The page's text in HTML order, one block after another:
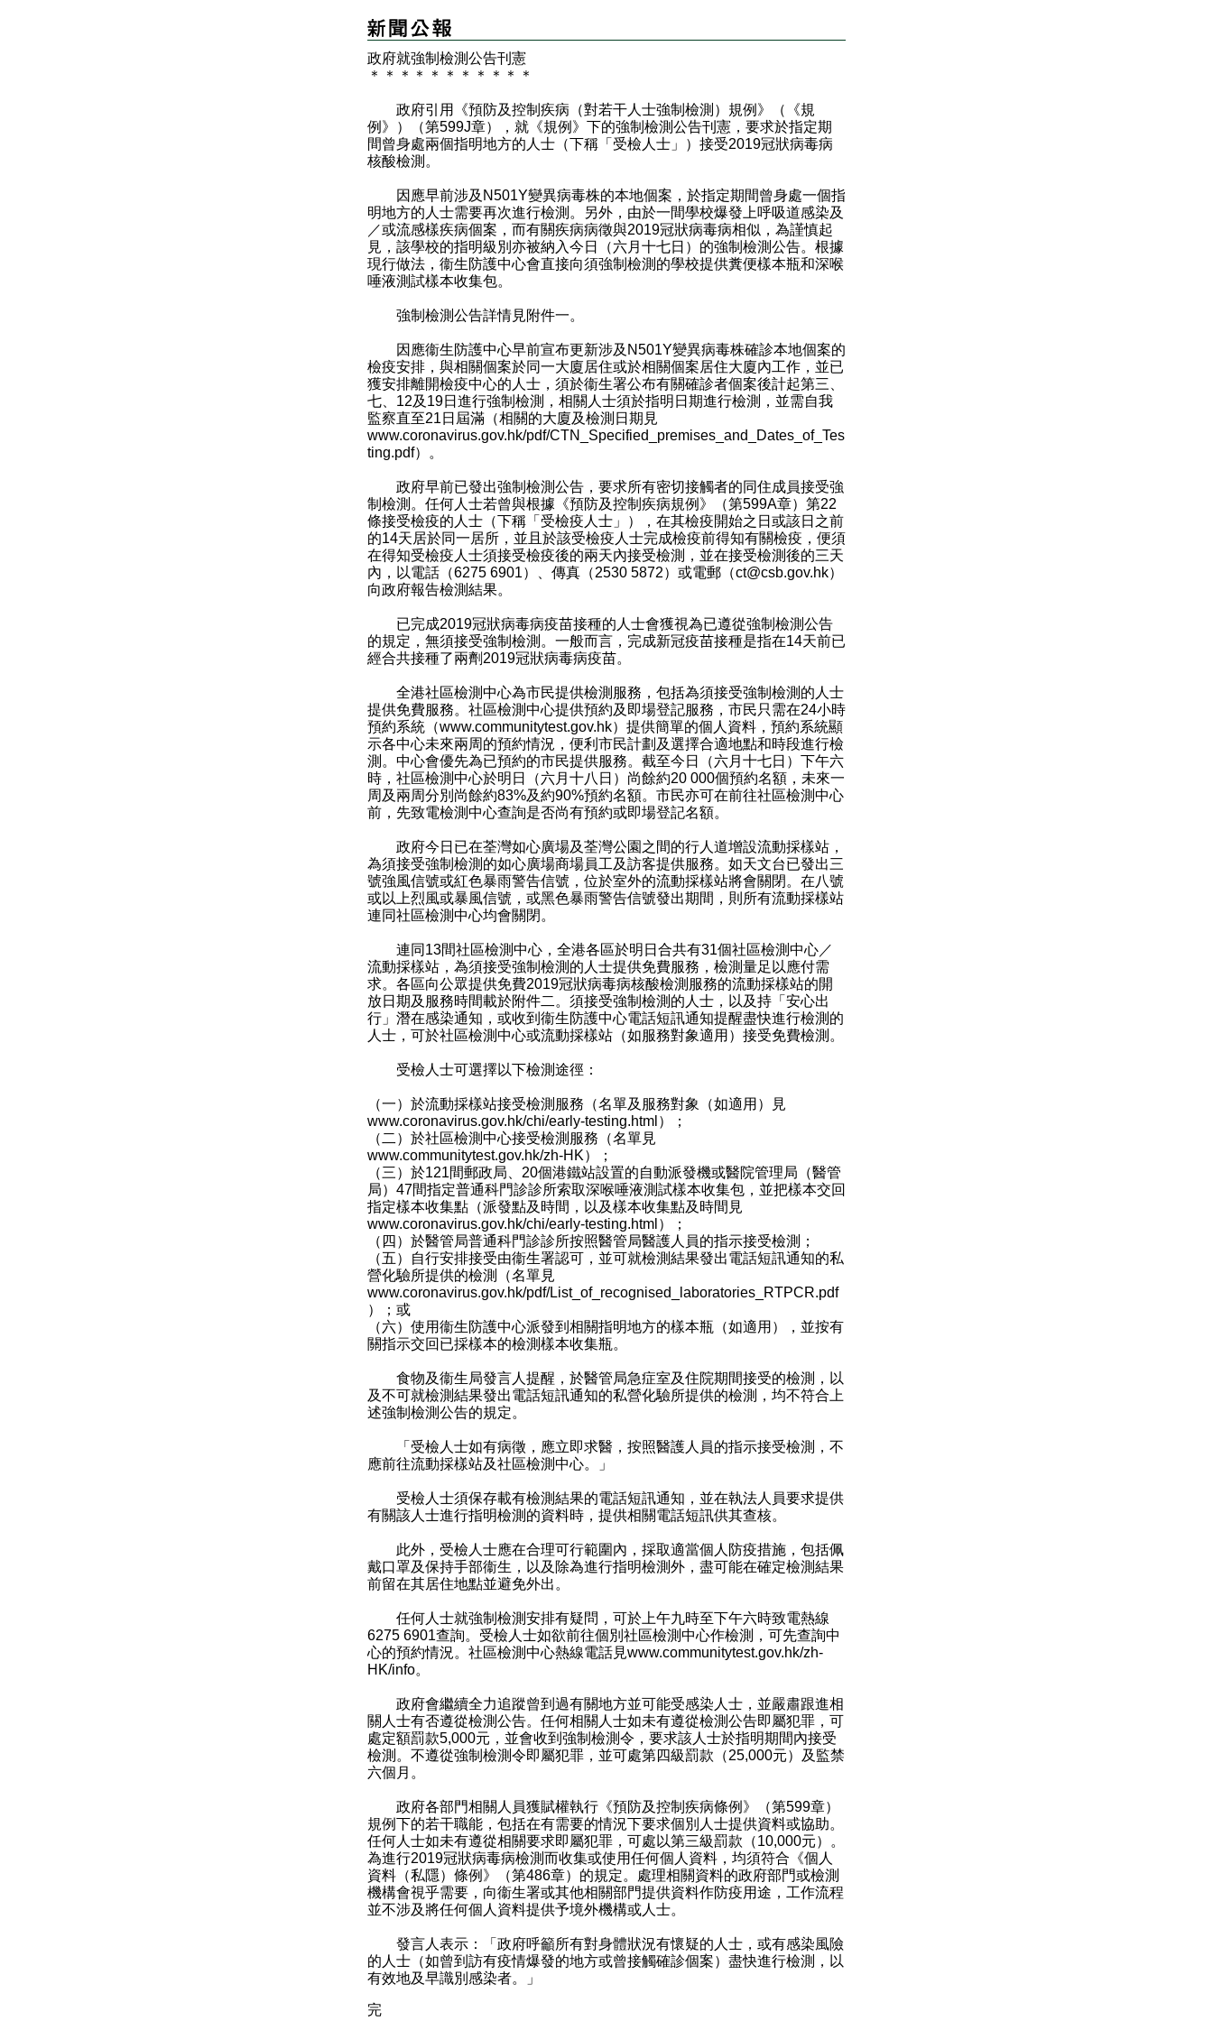
政府就強制檢測公告刊憲
＊
＊ ＊ ＊ ＊ ＊ ＊ ＊ ＊ ＊ ＊
​政府引用《預防及控制疾病（對若干人士強制檢測）規例》（《規
例》）（第599J章），就《規例》下的強制檢測公告刊憲，要求於指定期
間曾身處兩個指明地方的人士（下稱「受檢人士」）接受2019冠狀病毒病
核酸檢測。
因應早前涉及N501Y變異病毒株的本地個案，於指定期間曾身處一個指
明地方的人士需要再次進行檢測。另外，由於一間學校爆發上呼吸道感染及
／或流感樣疾病個案，而有關疾病病徵與2019冠狀病毒病相似，為謹慎起
見，該學校的指明級別亦被納入今日（六月十七日）的強制檢測公告。根據
現行做法，衞生防護中心會直接向須強制檢測的學校提供糞便樣本瓶和深喉
唾液測試樣本收集包。
強制檢測公告詳情見附件一。
因應衞生防護中心早前宣布更新涉及N501Y變異病毒株確診本地個案的
檢疫安排，與相關個案於同一大廈居住或於相關個案居住大廈內工作，並已
獲安排離開檢疫中心的人士，須於衞生署公布有關確診者個案後計起第三、
七、12及19日進行強制檢測，相關人士須於指明日期進行檢測，並需自我
監察直至21日屆滿（相關的大廈及檢測日期見
www.coronavirus.gov.hk/pdf/CTN_Specified_premises_and_Dates_of_Tes
ting.pdf）。
政府早前已發出強制檢測公告，要求所有密切接觸者的同住成員接受強
制檢測。任何人士若曾與根據《預防及控制疾病規例》（第599A章）第22
條接受檢疫的人士（下稱「受檢疫人士」），在其檢疫開始之日或該日之前
的14天居於同一居所，並且於該受檢疫人士完成檢疫前得知有關檢疫，便須
在得知受檢疫人士須接受檢疫後的兩天內接受檢測，並在接受檢測後的三天
內，以電話（6275 6901）、傳真（2530 5872）或電郵（ct@csb.gov.hk）
向政府報告檢測結果。
已完成2019冠狀病毒病疫苗接種的人士會獲視為已遵從強制檢測公告
的規定，無須接受強制檢測。一般而言，完成新冠疫苗接種是指在14天前已
經合共接種了兩劑2019冠狀病毒病疫苗。
全港社區檢測中心為市民提供檢測服務，包括為須接受強制檢測的人士
提供免費服務。社區檢測中心提供預約及即場登記服務，市民只需在24小時
預約系統（www.communitytest.gov.hk）提供簡單的個人資料，預約系統顯
示各中心未來兩周的預約情況，便利市民計劃及選擇合適地點和時段進行檢
測。中心會優先為已預約的市民提供服務。截至今日（六月十七日）下午六
時，社區檢測中心於明日（六月十八日）尚餘約20 000個預約名額，未來一
周及兩周分別尚餘約83%及約90%預約名額。市民亦可在前往社區檢測中心
前，先致電檢測中心查詢是否尚有預約或即場登記名額。
政府今日已在荃灣如心廣場及荃灣公園之間的行人道增設流動採樣站，
為須接受強制檢測的如心廣場商場員工及訪客提供服務。如天文台已發出三
號強風信號或紅色暴雨警告信號，位於室外的流動採樣站將會關閉。在八號
或以上烈風或暴風信號，或黑色暴雨警告信號發出期間，則所有流動採樣站
連同社區檢測中心均會關閉。
連同13間社區檢測中心，全港各區於明日合共有31個社區檢測中心／
流動採樣站，為須接受強制檢測的人士提供免費服務，檢測量足以應付需
求。各區向公眾提供免費2019冠狀病毒病核酸檢測服務的流動採樣站的開
放日期及服務時間載於附件二。須接受強制檢測的人士，以及持「安心出
行」潛在感染通知，或收到衞生防護中心電話短訊通知提醒盡快進行檢測的
人士，可於社區檢測中心或流動採樣站（如服務對象適用）接受免費檢測。
受檢人士可選擇以下檢測途徑：
（一）於流動採樣站接受檢測服務（名單及服務對象（如適用）見
www.coronavirus.gov.hk/chi/early-testing.html ）；
（二）於社區檢測中心接受檢測服務（名單見
www.communitytest.gov.hk/zh-HK）；
（三）於121間郵政局、20個港鐵站設置的自動派發機或醫院管理局（醫管
局）47間指定普通科門診診所索取深喉唾液測試樣本收集包，並把樣本交回
指定樣本收集點（派發點及時間，以及樣本收集點及時間見
www.coronavirus.gov.hk/chi/early-testing.html ）；
（四）於醫管局普通科門診診所按照醫管局醫護人員的指示接受檢測；
（五）自行安排接受由衞生署認可，並可就檢測結果發出電話短訊通知的私
營化驗所提供的檢測（名單見
www.coronavirus.gov.hk/pdf/List_of_recognised_laboratories_RTPCR.pdf
）；或
（六）使用衞生防護中心派發到相關指明地方的樣本瓶（如適用），並按有
關指示交回已採樣本的檢測樣本收集瓶。
食物及衞生局發言人提醒，於醫管局急症室及住院期間接受的檢測，以
及不可就檢測結果發出電話短訊通知的私營化驗所提供的檢測，均不符合上
述強制檢測公告的規定。
「受檢人士如有病徵，應立即求醫，按照醫護人員的指示接受檢測，不
應前往流動採樣站及社區檢測中心。」
受檢人士須保存載有檢測結果的電話短訊通知，並在執法人員要求提供
有關該人士進行指明檢測的資料時，提供相關電話短訊供其查核。
此外，受檢人士應在合理可行範圍內，採取適當個人防疫措施，包括佩
戴口罩及保持手部衞生，以及除為進行指明檢測外，盡可能在確定檢測結果
前留在其居住地點並避免外出。
任何人士就強制檢測安排有疑問，可於上午九時至下午六時致電熱線
6275 6901查詢。受檢人士如欲前往個別社區檢測中心作檢測，可先查詢中
心的預約情況。社區檢測中心熱線電話見www.communitytest.gov.hk/zh-
HK/info。
政府會繼續全力追蹤曾到過有關地方並可能受感染人士，並嚴肅跟進相
關人士有否遵從檢測公告。任何相關人士如未有遵從檢測公告即屬犯罪，可
處定額罰款5,000元，並會收到強制檢測令，要求該人士於指明期間內接受
檢測。不遵從強制檢測令即屬犯罪，並可處第四級罰款（25,000元）及監禁
六個月。
政府各部門相關人員獲賦權執行《預防及控制疾病條例》（第599章）
規例下的若干職能，包括在有需要的情況下要求個別人士提供資料或協助。
任何人士如未有遵從相關要求即屬犯罪，可處以第三級罰款（10,000元）。
為進行2019冠狀病毒病檢測而收集或使用任何個人資料，均須符合《個人
資料（私隱）條例》（第486章）的規定。處理相關資料的政府部門或檢測
機構會視乎需要，向衞生署或其他相關部門提供資料作防疫用途，工作流程
並不涉及將任何個人資料提供予境外機構或人士。
發言人表示：「政府呼籲所有對身體狀況有懷疑的人士，或有感染風險
的人士（如曾到訪有疫情爆發的地方或曾接觸確診個案）盡快進行檢測，以
有效地及早識別感染者。」
完